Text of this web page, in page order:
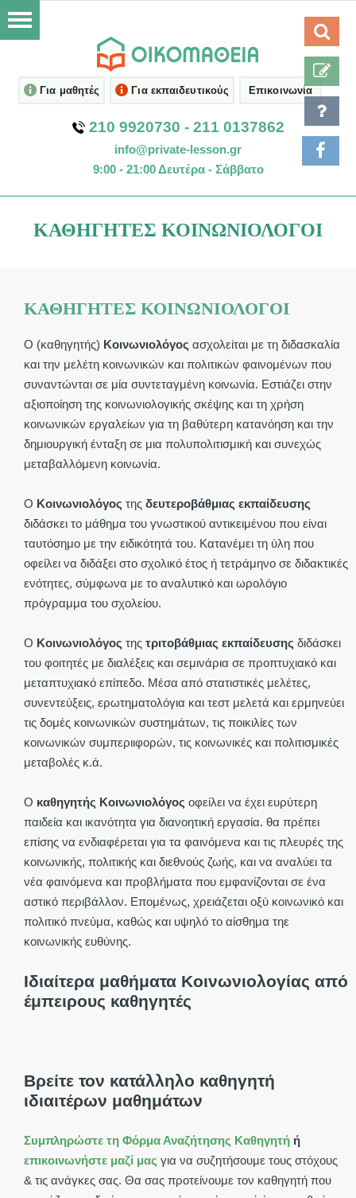
Για μαθητές Για εκπαιδευτικούς Επικοινωνία
210 9920730 - 211 0137862
info@private-lesson.gr
9:00 - 21:00 Δευτέρα - Σάββατο
ΚΑΘΗΓΗΤΈΣ ΚΟΙΝΩΝΙΟΛΌΓΟΙ
ΚΑΘΗΓΗΤΈΣ ΚΟΙΝΩΝΙΟΛΌΓΟΙ
Ο (καθηγητής) Κοινωνιολόγος ασχολείται με τη διδασκαλία
και την μελέτη κοινωνικών και πολιτικών φαινομένων που
συναντώνται σε μία συντεταγμένη κοινωνία. Εστιάζει στην
αξιοποίηση της κοινωνιολογικής σκέψης και τη χρήση
κοινωνικών εργαλείων για τη βαθύτερη κατανόηση και την
δημιουργική ένταξη σε μια πολυπολιτισμική και συνεχώς
μεταβαλλόμενη κοινωνία.
Ο Κοινωνιολόγος της δευτεροβάθμιας εκπαίδευσης
διδάσκει το μάθημα του γνωστικού αντικειμένου που είναι
ταυτόσημο με την ειδικότητά του. Κατανέμει τη ύλη που
οφείλει να διδάξει στο σχολικό έτος ή τετράμηνο σε διδακτικές
ενότητες, σύμφωνα με το αναλυτικό και ωρολόγιο
πρόγραμμα του σχολείου.
Ο Κοινωνιολόγος της τριτοβάθμιας εκπαίδευσης διδάσκει
του φοιτητές με διαλέξεις και σεμινάρια σε προπτυχιακό και
μεταπτυχιακό επίπεδο. Μέσα από στατιστικές μελέτες,
συνεντεύξεις, ερωτηματολόγια και τεστ μελετά και ερμηνεύει
τις δομές κοινωνικών συστημάτων, τις ποικιλίες των
κοινωνικών συμπεριιφορών, τις κοινωνικές και πολιτισμικές
μεταβολές κ.ά.
Ο καθηγητής Κοινωνιολόγος οφείλει να έχει ευρύτερη
παιδεία και ικανότητα για διανοητική εργασία. θα πρέπει
επίσης να ενδιαφέρεται για τα φαινόμενα και τις πλευρές της
κοινωνικής, πολιτικής και διεθνούς ζωής, και να αναλύει τα
νέα φαινόμενα και προβλήματα που εμφανίζονται σε ένα
αστικό περιβάλλον. Επομένως, χρειάζεται οξύ κοινωνικό και
πολιτικό πνεύμα, καθώς και υψηλό το αίσθημα τηε
κοινωνικής ευθύνης.
Ιδιαίτερα μαθήματα Κοινωνιολογίας από
έμπειρους καθηγητές
Βρείτε τον κατάλληλο καθηγητή
ιδιαιτέρων μαθημάτων
Συμπληρώστε τη Φόρμα Αναζήτησης Καθηγητή ή
επικοινωνήστε μαζί μας για να συζητήσουμε τους στόχους
& τις ανάγκες σας. Θα σας προτείνουμε τον καθηγητή που